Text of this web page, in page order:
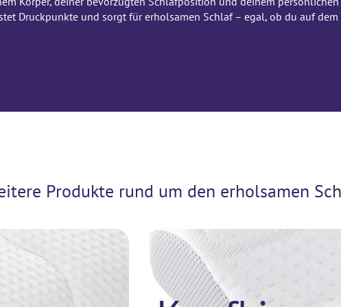
Druckpunkte und sorgt für erholsamen Schlaf – egal, ob du auf dem
Produkte rund um den erholsamen